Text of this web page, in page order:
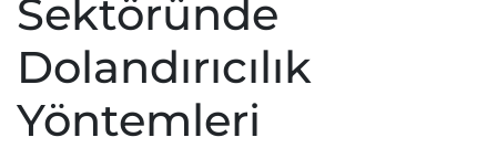
Sektöründe
Dolandırıcılık
Yöntemleri